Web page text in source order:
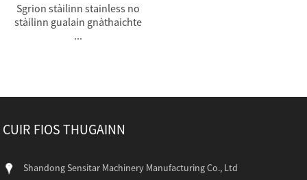
Sgrion stàilinn stainless no
stàilinn gualain gnàthaichte
...
CUIR FIOS THUGAINN
Shandong Sensitar Machinery Manufacturing Co., Ltd